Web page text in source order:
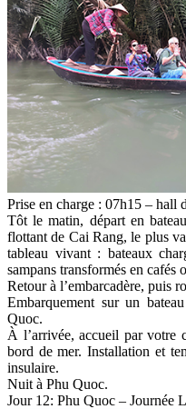
Prise en charge : 07h15 – hall
Tôt le matin, départ en
flottant de Cai Rang, le plus
tableau vivant : bateaux
sampans transformés en cafés
Retour à l’embarcadère, puis
Embarquement sur un
Quoc.
À l’arrivée, accueil par votre
bord de mer. Installation et
insulaire.
Nuit à Phu Quoc.
Jour 12: Phu Quoc – Journée